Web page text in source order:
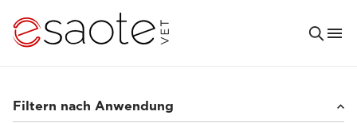
Filtern nach Anwendung